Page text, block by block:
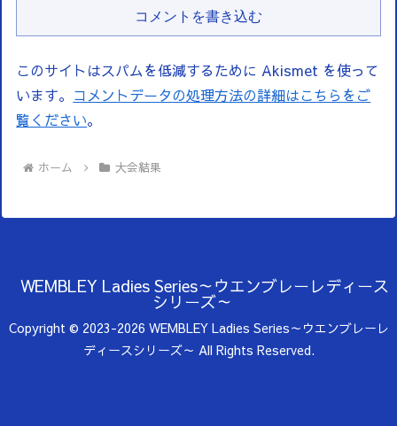
コメントを書き込む
このサイトはスパムを低減するために Akismet を使って
います。 コメントデータの処理方法の詳細はこちらをご
覧ください。
ホーム 大会結果
WEMBLEY Ladies Series～ウエンブレーレディース
シリーズ～
Copyright © 2023-2026 WEMBLEY Ladies Series～ウエンブレーレ
ディースシリーズ～ All Rights Reserved.